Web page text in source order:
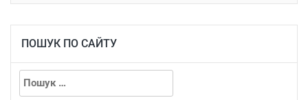
ПОШУК ПО САЙТУ